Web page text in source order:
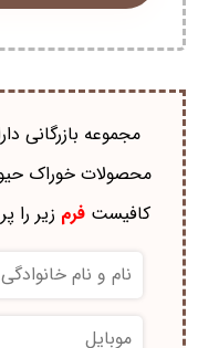
مجموعه بازرگانی
محصولات خوراک
کافیستفرم زیر را
نام
و
خانوادگی
موبایل